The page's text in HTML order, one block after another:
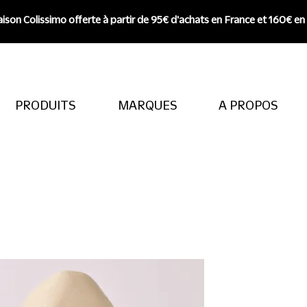
Colissimo offerte à partir de 95€ d'achats en France et 160€ en
PRODUITS MARQUES A PROPOS